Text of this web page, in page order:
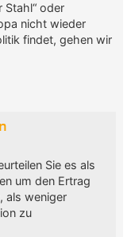
Stahl“ oder
nicht wieder
findet, gehen wir
Sie es als
um den Ertrag
als weniger
zu